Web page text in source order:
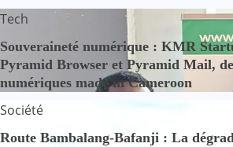
Tech
Souveraineté numérique : KMR
Pyramid Browser et Pyramid Mail,
numériques made in Cameroon
Société
Route Bambalang-Bafanji : La